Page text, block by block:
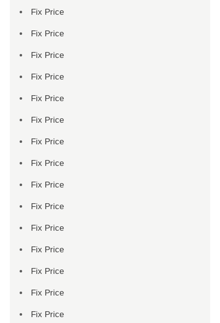
Fix Price
Fix Price
Fix Price
Fix Price
Fix Price
Fix Price
Fix Price
Fix Price
Fix Price
Fix Price
Fix Price
Fix Price
Fix Price
Fix Price
Fix Price